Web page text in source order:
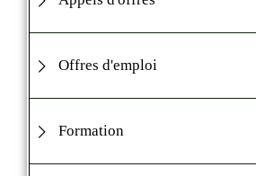
Offres d'emploi
Formation